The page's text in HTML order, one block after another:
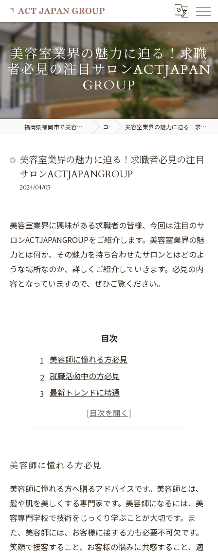
美容室業界の魅力に迫る！求職
者必見の注目サロンACTJAPAN
GROUP
福岡県福岡市で美容室の求人ならACT JAPAN GROUP コラム 美容室業界の魅力に迫る！求職者必見の注目サロンACTJAPANGROUP
美容室業界の魅力に迫る！求職者必見の注目
サロンACTJAPANGROUP
2024/04/05
美容室業界に興味がある求職者の皆様、今回は注目のサ
ロンACTJAPANGROUPをご紹介します。美容室業界の魅
力とは何か、その魅力を持ち合わせたサロンとはどのよ
うな場所なのか、詳しくご紹介していきます。必見の内
容となっていますので、ぜひご覧ください。
目次
美容師に憧れる方必見
就職活動中の方必見
最新トレンドに精通
各地で展開中
美容師に憧れる方必見
美容師に憧れる方へ贈るアドバイスです。美容師とは、
髪や肌を美しくする専門家です。美容師になるには、美
容専門学校で技術をじっくり学ぶことが大切です。ま
た、美容師には、お客様に接する力も必要不可欠です。
笑顔で接客すること、お客様の悩みに共感すること、適